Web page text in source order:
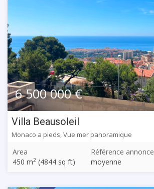
6 500 000 €
Villa Beausoleil
Monaco a pieds, Vue mer panoramique
Area
450 m2 (4844 sq ft)
Référence annonce
moyenne